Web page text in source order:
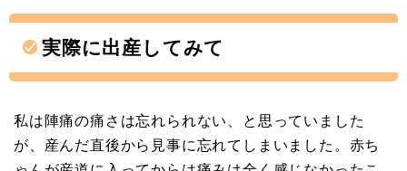
実際に出産してみて
私は陣痛の痛さは忘れられない、と思っていました
が、産んだ直後から見事に忘れてしまいました。赤ち